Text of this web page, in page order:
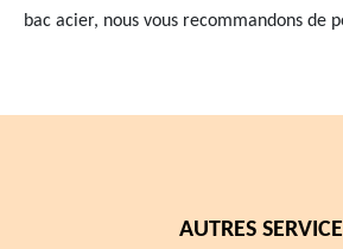
bac acier, nous vous recommandons de
AUTRES